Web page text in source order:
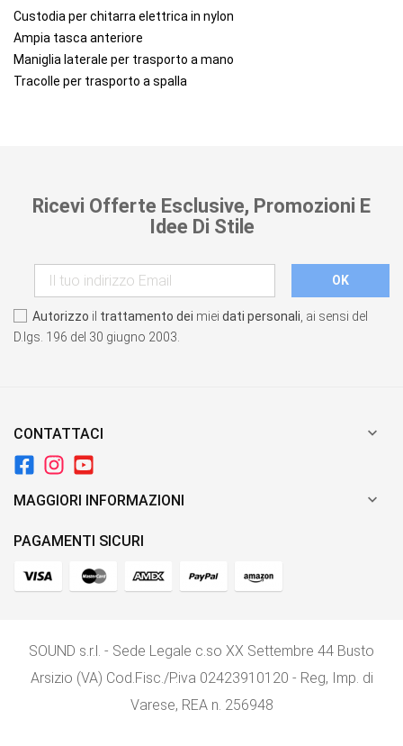
Custodia per chitarra elettrica in nylon
Ampia tasca anteriore
Maniglia laterale per trasporto a mano
Tracolle per trasporto a spalla
Ricevi Offerte Esclusive, Promozioni E
Idee Di Stile
Autorizzo il trattamento dei miei dati personali, ai sensi del
D.lgs. 196 del 30 giugno 2003.
CONTATTACI 
MAGGIORI INFORMAZIONI 
PAGAMENTI SICURI
SOUND s.r.l. - Sede Legale c.so XX Settembre 44 Busto
Arsizio (VA) Cod.Fisc./P.iva 02423910120 - Reg, Imp. di
Varese, REA n. 256948